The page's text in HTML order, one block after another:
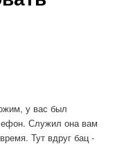
у вас был
Служил она вам
Тут вдруг бац -